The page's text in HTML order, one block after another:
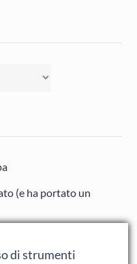
(e ha portato un
di strumenti